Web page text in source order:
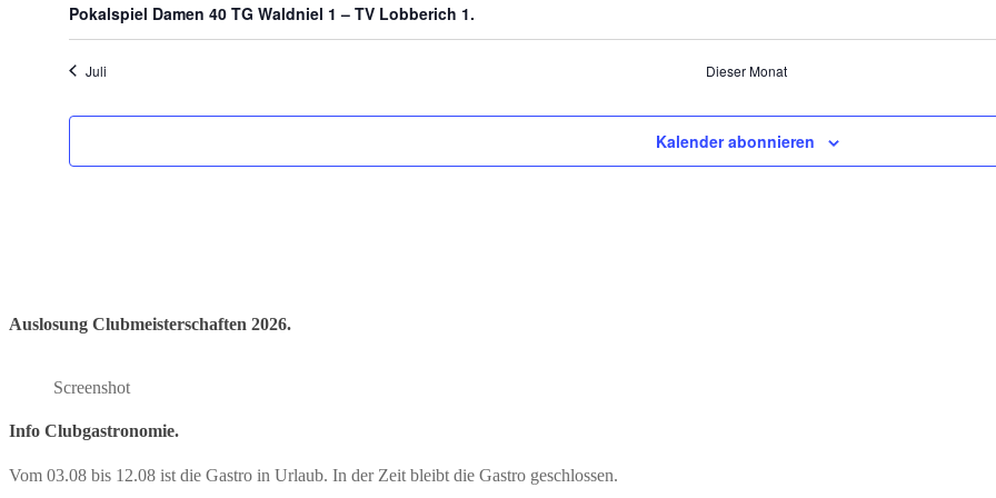
Pokalspiel Damen 40 TG Waldniel 1 – TV Lobberich 1.
Juli Dieser Monat
Kalender abonnieren
Auslosung Clubmeisterschaften 2026.
Screenshot
Info Clubgastronomie.
Vom 03.08 bis 12.08 ist die Gastro in Urlaub. In der Zeit bleibt die Gastro geschlossen.